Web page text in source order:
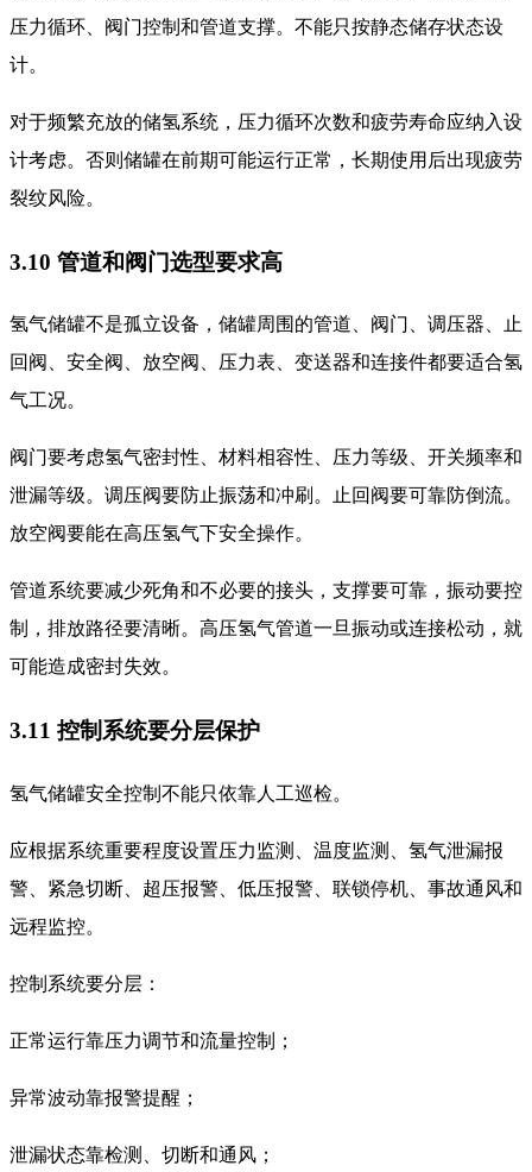
压力循环、阀门控制和管道支撑。不能只按静态储存状态设
计。
对于频繁充放的储氢系统，压力循环次数和疲劳寿命应纳入设
计考虑。否则储罐在前期可能运行正常，长期使用后出现疲劳
裂纹风险。
3.10 管道和阀门选型要求高
氢气储罐不是孤立设备，储罐周围的管道、阀门、调压器、止
回阀、安全阀、放空阀、压力表、变送器和连接件都要适合氢
气工况。
阀门要考虑氢气密封性、材料相容性、压力等级、开关频率和
泄漏等级。调压阀要防止振荡和冲刷。止回阀要可靠防倒流。
放空阀要能在高压氢气下安全操作。
管道系统要减少死角和不必要的接头，支撑要可靠，振动要控
制，排放路径要清晰。高压氢气管道一旦振动或连接松动，就
可能造成密封失效。
3.11 控制系统要分层保护
氢气储罐安全控制不能只依靠人工巡检。
应根据系统重要程度设置压力监测、温度监测、氢气泄漏报
警、紧急切断、超压报警、低压报警、联锁停机、事故通风和
远程监控。
控制系统要分层：
正常运行靠压力调节和流量控制；
异常波动靠报警提醒；
泄漏状态靠检测、切断和通风；